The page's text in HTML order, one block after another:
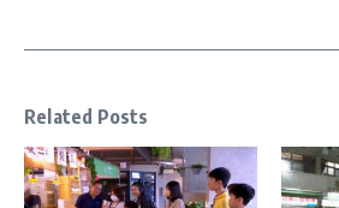
Related Posts